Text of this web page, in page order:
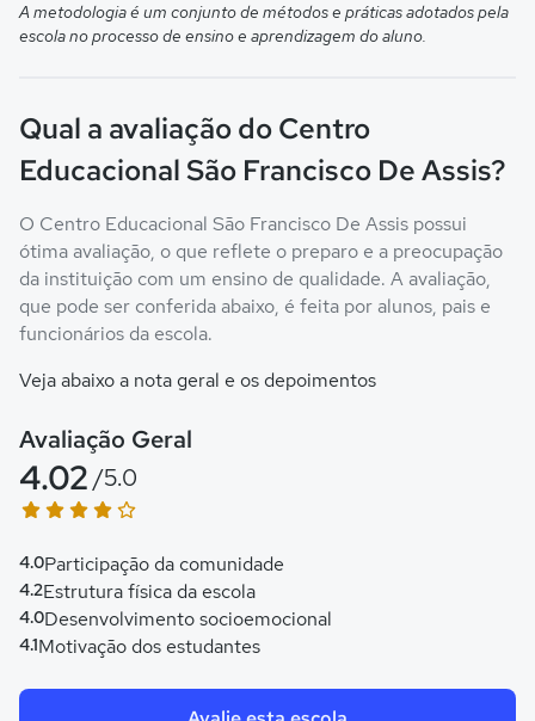
A metodologia é um conjunto de métodos e práticas adotados pela
escola no processo de ensino e aprendizagem do aluno.
Qual a avaliação do Centro
Educacional São Francisco De Assis?
O Centro Educacional São Francisco De Assis possui
ótima avaliação, o que reflete o preparo e a preocupação
da instituição com um ensino de qualidade. A avaliação,
que pode ser conferida abaixo, é feita por alunos, pais e
funcionários da escola.
Veja abaixo a nota geral e os depoimentos
Avaliação Geral
4.02 /5.0
4.0Participação da comunidade
4.2Estrutura física da escola
4.0Desenvolvimento socioemocional
4.1Motivação dos estudantes